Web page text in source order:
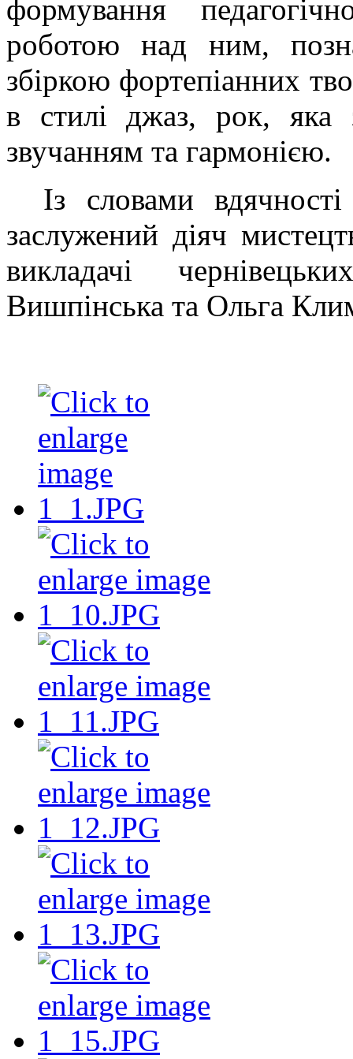
формування
роботою над ним,
збіркою фортепіанних
в стилі джаз, рок, яка
звучанням та гармонією.
Із словами
заслужений діяч
викладачі
Вишпінська та Ольга